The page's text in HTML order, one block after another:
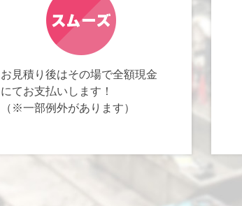
お見積り後はその場で全額現金
にてお支払いします！
（※一部例外があります）